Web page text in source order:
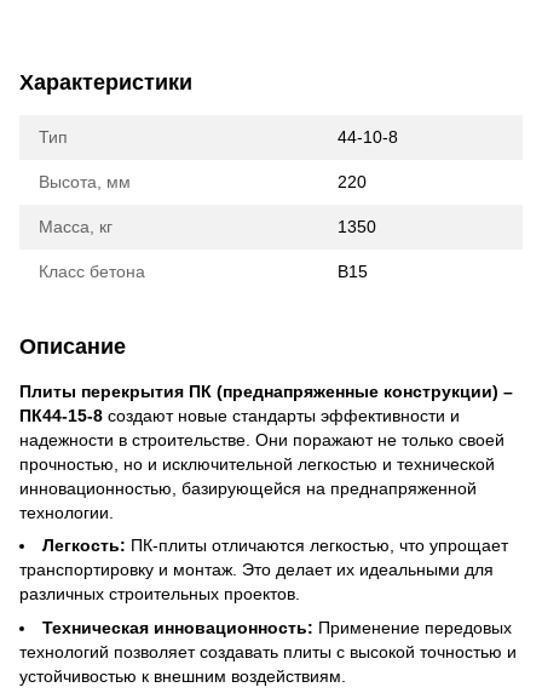
Характеристики
Тип 44-10-8
Высота, мм 220
Масса, кг 1350
Класс бетона B15
Описание
Плиты перекрытия ПК (преднапряженные конструкции) –
ПК44-15-8 создают новые стандарты эффективности и
надежности в строительстве. Они поражают не только своей
прочностью, но и исключительной легкостью и технической
инновационностью, базирующейся на преднапряженной
технологии.
Легкость: ПК-плиты отличаются легкостью, что упрощает
транспортировку и монтаж. Это делает их идеальными для
различных строительных проектов.
Техническая инновационность: Применение передовых
технологий позволяет создавать плиты с высокой точностью и
устойчивостью к внешним воздействиям.